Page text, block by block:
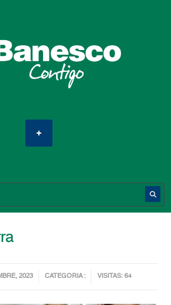
2023 CATEGORIA : VISITAS: 64